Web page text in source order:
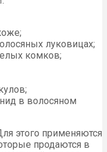
луковицах;
комков;
в волосяном
этого применяются
продаются в